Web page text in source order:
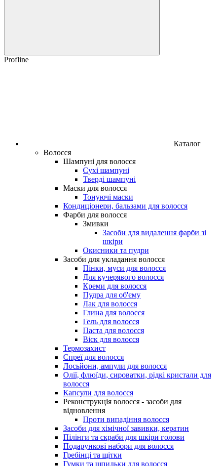
Profline
Каталог
Волосся
Шампуні для волосся
Сухі шампуні
Тверді шампуні
Маски для волосся
Тонуючі маски
Кондиціонери, бальзами для волосся
Фарби для волосся
Змивки
Засоби для видалення фарби зі
шкіри
Окисники та пудри
Засоби для укладання волосся
Пінки, муси для волосся
Для кучерявого волосся
Креми для волосся
Пудра для об'єму
Лак для волосся
Глина для волосся
Гель для волосся
Паста для волосся
Віск для волосся
Термозахист
Спреї для волосся
Лосьйони, ампули для волосся
Олії, флюїди, сироватки, рідкі кристали для
волосся
Капсули для волосся
Реконструкція волосся - засоби для
відновлення
Проти випадіння волосся
Засоби для хімічної завивки, кератин
Пілінги та скраби для шкіри голови
Подарункові набори для волосся
Гребінці та щітки
Гумки та шпильки для волосся